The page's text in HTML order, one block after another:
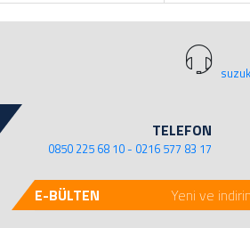
TELEFON
0850 225 68 10 - 0216 577 83 17
E-BÜLTEN Yeni ve